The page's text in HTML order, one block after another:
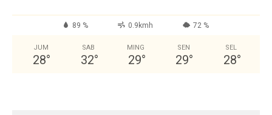
89 % 0.9kmh 72 %
JUM
28°
SAB
32°
MING
29°
SEN
29°
SEL
28°